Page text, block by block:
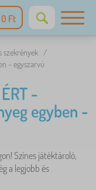
0 Ft
szekrények /
- egyszarvú
-
egyben -
Színes játéktároló,
a legjobb és